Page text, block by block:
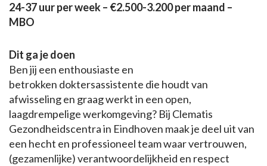
24-37 uur per week – €2.500-3.200 per maand –
MBO
Dit ga je doen
Ben jij een enthousiaste en
betrokken doktersassistente die houdt van
afwisseling en graag werkt in een open,
laagdrempelige werkomgeving? Bij Clematis
Gezondheidscentra in Eindhoven maak je deel uit van
een hecht en professioneel team waar vertrouwen,
(gezamenlijke) verantwoordelijkheid en respect